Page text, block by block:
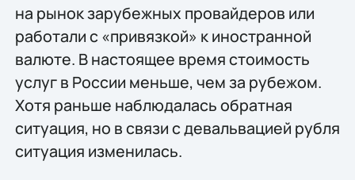
на рынок зарубежных провайдеров или
работали с «привязкой» к иностранной
валюте. В настоящее время стоимость
услуг в России меньше, чем за рубежом.
Хотя раньше наблюдалась обратная
ситуация, но в связи с девальвацией рубля
ситуация изменилась.